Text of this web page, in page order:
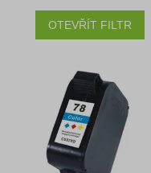
OTEVŘÍT FILTR